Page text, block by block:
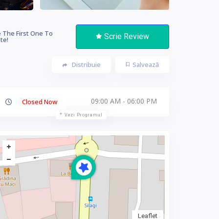
The First One To Scrie Review
Salvează
Distribuie
Closed Now 09:00 AM - 06:00 PM
Vezi Programul
Leaflet